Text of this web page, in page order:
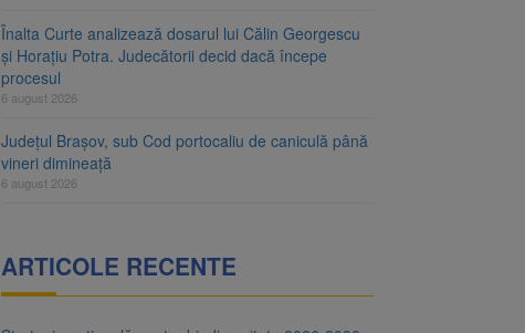
Înalta Curte analizează dosarul lui Călin Georgescu
și Horațiu Potra. Judecătorii decid dacă începe
procesul
6 august 2026
Județul Brașov, sub Cod portocaliu de caniculă până
vineri dimineață
6 august 2026
ARTICOLE RECENTE